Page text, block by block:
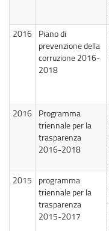
2016
Piano di
prevenzione della
corruzione 2016-
2018
2016
Programma
triennale per la
trasparenza
2016-2018
2015
programma
triennale per la
trasparenza
2015-2017